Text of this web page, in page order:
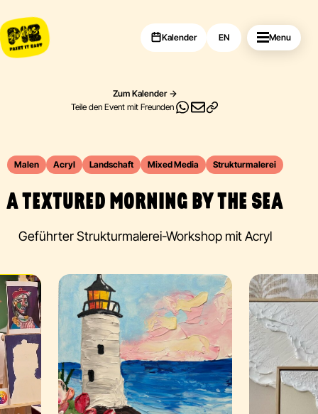
Kalender EN Menu
Zum Kalender
Teile den Event mit Freunden
Malen Acryl Landschaft Mixed Media Strukturmalerei
A TEXTURED MORNING BY THE SEA
Geführter Strukturmalerei-Workshop mit Acryl